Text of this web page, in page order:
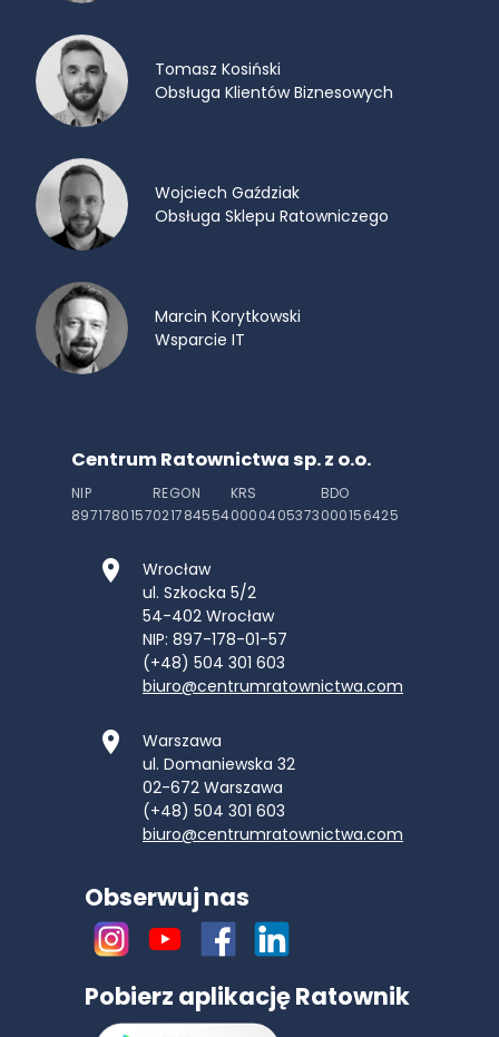
Tomasz Kosiński
Obsługa Klientów Biznesowych
Wojciech Gaździak
Obsługa Sklepu Ratowniczego
Marcin Korytkowski
Wsparcie IT
Centrum Ratownictwa sp. z o.o.
NIP
8971780157
REGON
021784554
KRS
0000405373
BDO
000156425
Wrocław
ul. Szkocka 5/2
54-402 Wrocław
NIP: 897-178-01-57
(+48) 504 301 603
biuro@centrumratownictwa.com
Warszawa
ul. Domaniewska 32
02-672 Warszawa
(+48) 504 301 603
biuro@centrumratownictwa.com
Obserwuj nas
Pobierz aplikację Ratownik